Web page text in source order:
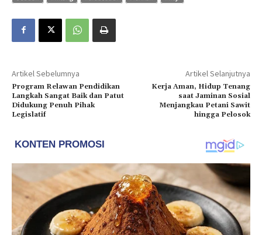
Artikel Sebelumnya
Program Relawan Pendidikan
Langkah Sangat Baik dan Patut
Didukung Penuh Pihak
Legislatif
Artikel Selanjutnya
Kerja Aman, Hidup Tenang
saat Jaminan Sosial
Menjangkau Petani Sawit
hingga Pelosok